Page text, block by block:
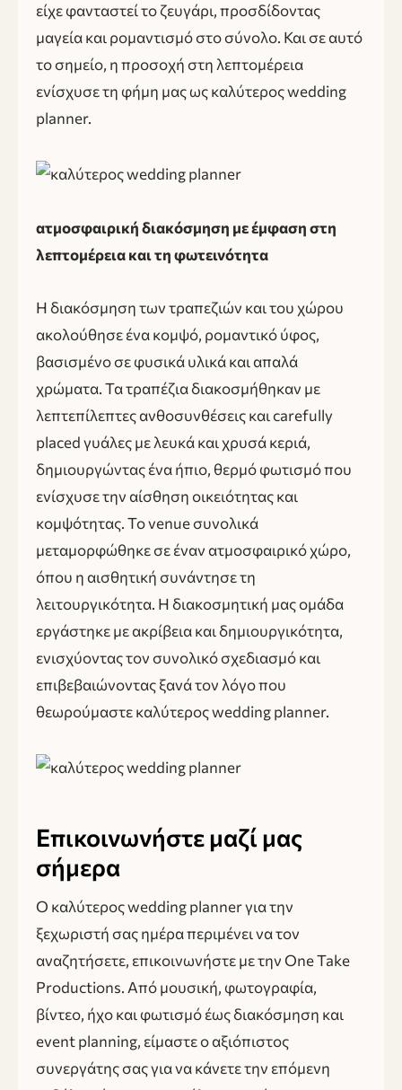
είχε φανταστεί το ζευγάρι, προσδίδοντας
μαγεία και ρομαντισμό στο σύνολο. Και σε αυτό
το σημείο, η προσοχή στη λεπτομέρεια
ενίσχυσε τη φήμη μας ως καλύτερος wedding
planner.
ατμοσφαιρική διακόσμηση με έμφαση στη
λεπτομέρεια και τη φωτεινότητα
Η διακόσμηση των τραπεζιών και του χώρου
ακολούθησε ένα κομψό, ρομαντικό ύφος,
βασισμένο σε φυσικά υλικά και απαλά
χρώματα. Τα τραπέζια διακοσμήθηκαν με
λεπτεπίλεπτες ανθοσυνθέσεις και carefully
placed γυάλες με λευκά και χρυσά κεριά,
δημιουργώντας ένα ήπιο, θερμό φωτισμό που
ενίσχυσε την αίσθηση οικειότητας και
κομψότητας. Το venue συνολικά
μεταμορφώθηκε σε έναν ατμοσφαιρικό χώρο,
όπου η αισθητική συνάντησε τη
λειτουργικότητα. Η διακοσμητική μας ομάδα
εργάστηκε με ακρίβεια και δημιουργικότητα,
ενισχύοντας τον συνολικό σχεδιασμό και
επιβεβαιώνοντας ξανά τον λόγο που
θεωρούμαστε καλύτερος wedding planner.
Επικοινωνήστε μαζί μας
σήμερα
Ο καλύτερος wedding planner για την
ξεχωριστή σας ημέρα περιμένει να τον
αναζητήσετε, επικοινωνήστε με την One Take
Productions. Από μουσική, φωτογραφία,
βίντεο, ήχο και φωτισμό έως διακόσμηση και
event planning, είμαστε ο αξιόπιστος
συνεργάτης σας για να κάνετε την επόμενη